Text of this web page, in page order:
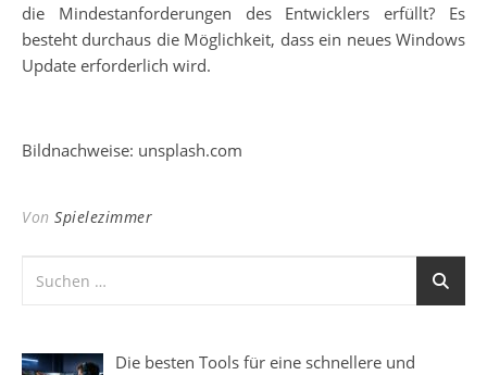
die Mindestanforderungen des Entwicklers erfüllt? Es
besteht durchaus die Möglichkeit, dass ein neues Windows
Update erforderlich wird.
Bildnachweise: unsplash.com
Von Spielezimmer
Die besten Tools für eine schnellere und